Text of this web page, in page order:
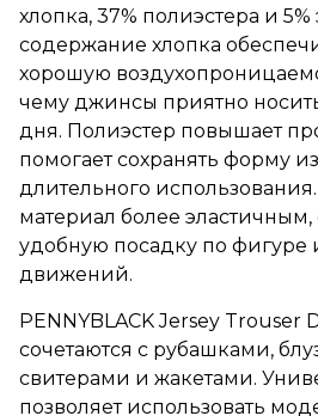
хлопка, 37% полиэстера и
содержание хлопка
хорошую
чему джинсы приятно
дня. Полиэстер повышает
помогает сохранять форму
длительного
материал более эластичным,
удобную посадку по фигуре
движений.
PENNYBLACK Jersey Trouser
сочетаются с рубашками,
свитерами и жакетами.
позволяет использовать